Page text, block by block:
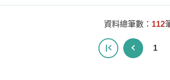
資料總筆數： 112
1